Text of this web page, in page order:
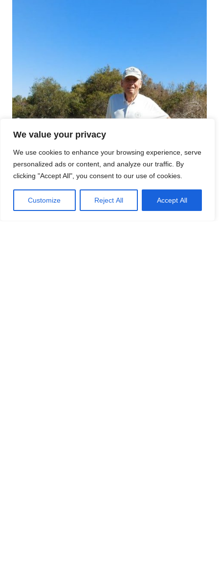
We value your privacy
We use cookies to enhance your browsing experience, serve
personalized ads or content, and analyze our traffic. By
clicking "Accept All", you consent to our use of cookies.
Customize Reject All Accept All